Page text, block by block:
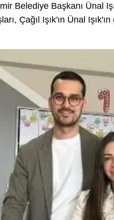
Belediye Başkanı Ünal
Çağıl Işık'ın Ünal